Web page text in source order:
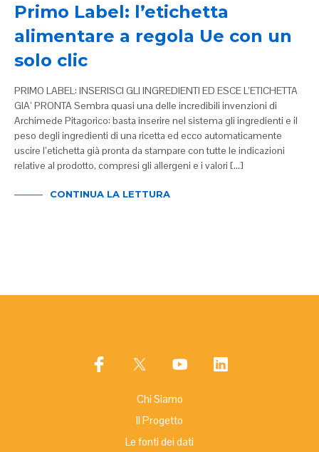
Primo Label: l’etichetta
alimentare a regola Ue con un
solo clic
PRIMO LABEL: INSERISCI GLI INGREDIENTI ED ESCE L’ETICHETTA
GIA’ PRONTA Sembra quasi una delle incredibili invenzioni di
Archimede Pitagorico: basta inserire nel sistema gli ingredienti e il
peso degli ingredienti di una ricetta ed ecco automaticamente
uscire l’etichetta già pronta da stampare con tutte le indicazioni
relative al prodotto, compresi gli allergeni e i valori […]
CONTINUA LA LETTURA
Chi Siamo
Il Progetto
Le fonti dei dati